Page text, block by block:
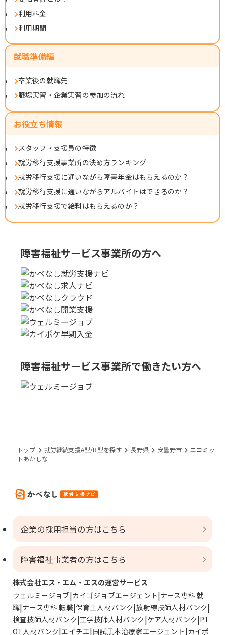
利用料金
利用期間
就職準備編
卒業後の就職先
職場実習・企業実習の参加の流れ
お役立ち情報
スタッフ・支援員の特徴
就労移行支援事業所の決め方ランキング
就労移行支援に通いながら障害年金はもらえるのか？
就労移行支援に通いながらアルバイトはできるのか？
就労移行支援で給料はもらえるのか？
障害福祉サービス事業所の方へ
障害福祉サービス事業所で働きたい方へ
トップ 就労継続支援A型/B型を探す 長野県 安曇野市
エコミッ
トあかしな
企業の採用担当の方はこちら
障害福祉事業者の方はこちら
株式会社エス・エム・エスの運営サービス
ウェルミージョブ カイゴジョブエージェント ナース専科 就
職 ナース専科 転職 保育士人材バンク 放射線技師人材バンク
検査技師人材バンク 工学技師人材バンク ケア人材バンク PT
OT人材バンク エイチエ 国試黒本治療家エージェント カイポ